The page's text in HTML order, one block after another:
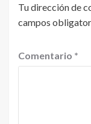
Tu dirección de
campos
Comentario *